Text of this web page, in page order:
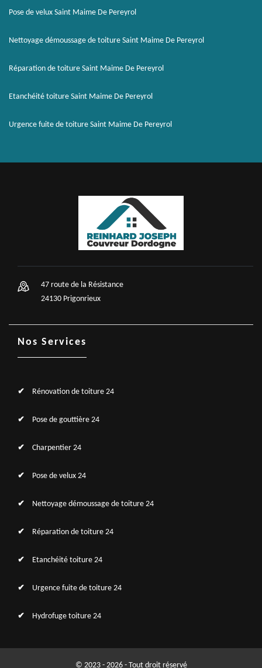
Pose de velux Saint Maime De Pereyrol
Nettoyage démoussage de toiture Saint Maime De Pereyrol
Réparation de toiture Saint Maime De Pereyrol
Etanchéité toiture Saint Maime De Pereyrol
Urgence fuite de toiture Saint Maime De Pereyrol
47 route de la Résistance
24130 Prigonrieux
Nos Services
Rénovation de toiture 24
Pose de gouttière 24
Charpentier 24
Pose de velux 24
Nettoyage démoussage de toiture 24
Réparation de toiture 24
Etanchéité toiture 24
Urgence fuite de toiture 24
Hydrofuge toiture 24
© 2023 - 2026 - Tout droit réservé